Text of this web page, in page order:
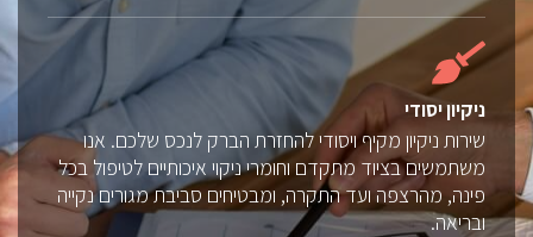
ניקיון יסודי
שירות ניקיון מקיף ויסודי להחזרת הברק לנכס שלכם. אנו
משתמשים בציוד מתקדם וחומרי ניקוי איכותיים לטיפול בכל
פינה, מהרצפה ועד התקרה, ומבטיחים סביבת מגורים נקייה
ובריאה.